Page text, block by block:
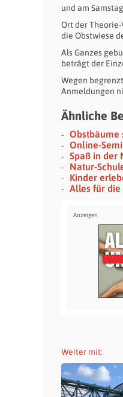
und am
Ort der Theorie-
die Obstwiese
Als Ganzes
beträgt der
Wegen
Anmeldungen
Ähnliche
Obstbäume
Online-
Spaß in der
Natur-
Kinder
Alles für
Weiter mit: